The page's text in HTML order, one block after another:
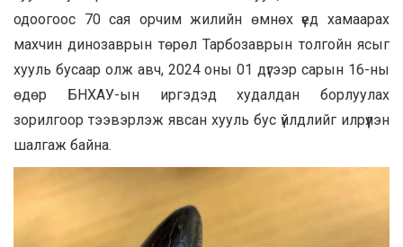
одоогоос 70 сая орчим жилийн өмнөх үед хамаарах
махчин динозаврын төрөл Тарбозаврын толгойн ясыг
хууль бусаар олж авч, 2024 оны 01 дүгээр сарын 16-ны
өдөр БНХАУ-ын иргэдэд худалдан борлуулах
зорилгоор тээвэрлэж явсан хууль бус үйлдлийг илрүүлэн
шалгаж байна.